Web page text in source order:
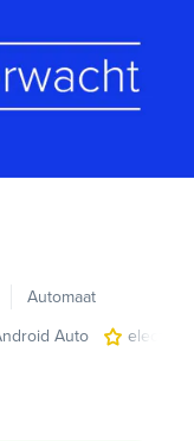
Automaat
Auto